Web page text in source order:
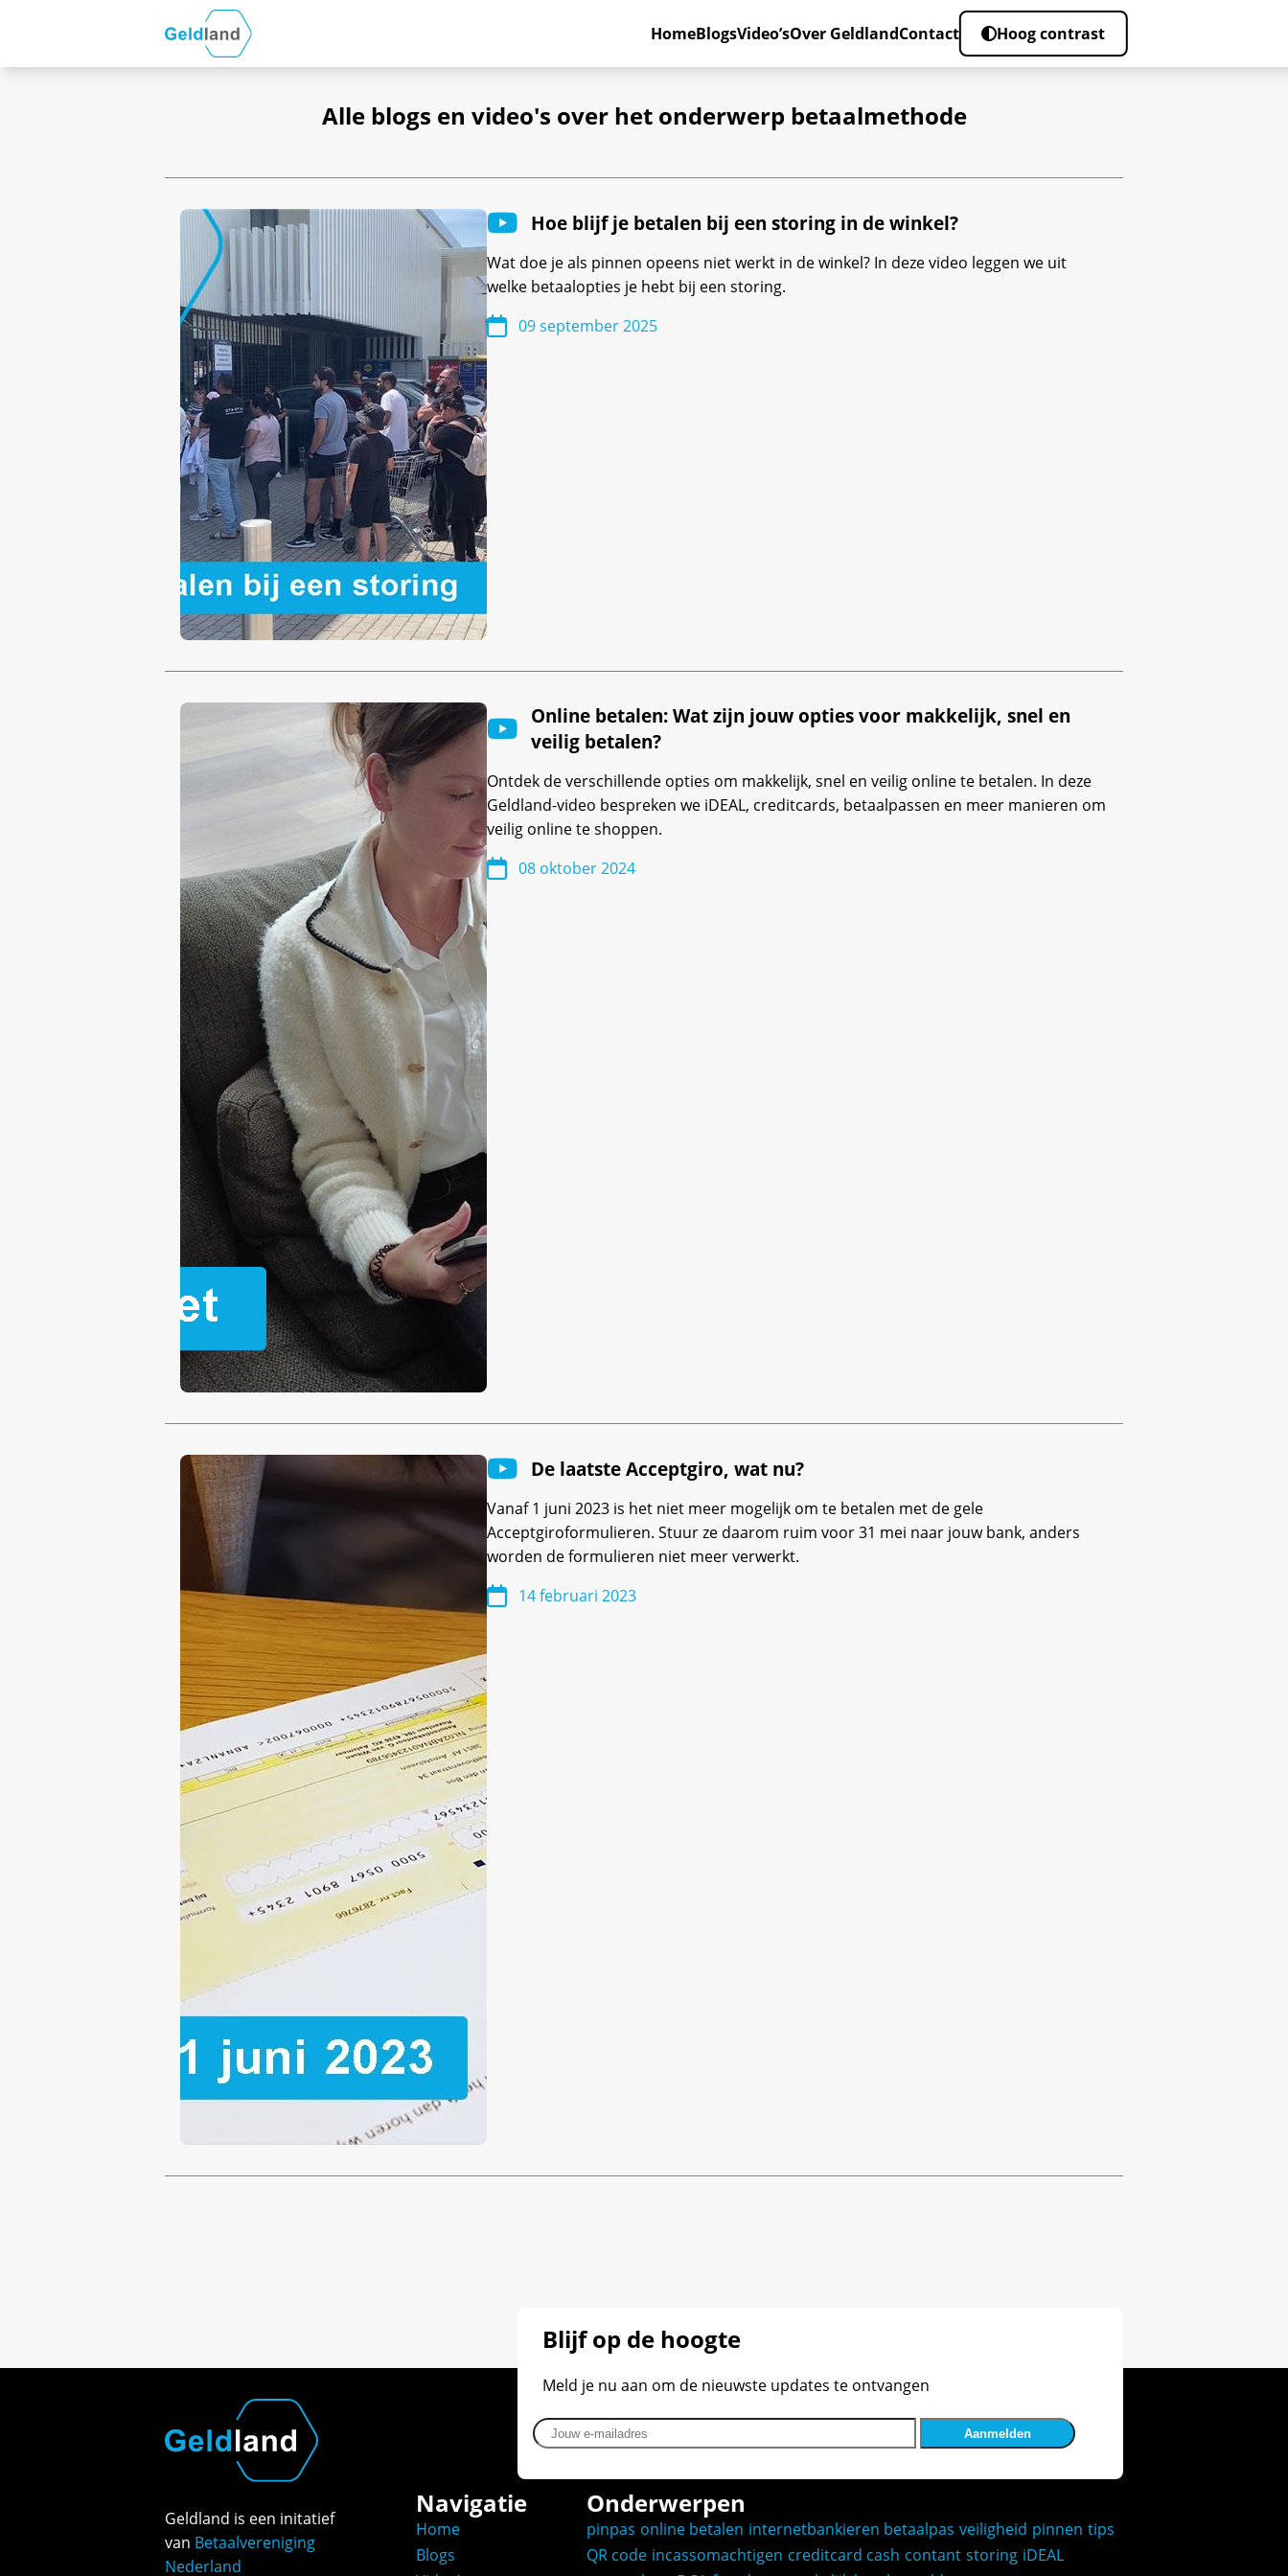
HomeBlogsVideo’sOver GeldlandContact Hoog contrast
Alle blogs en video's over het onderwerp betaalmethode
Hoe blijf je betalen bij een storing in de winkel?
Wat doe je als pinnen opeens niet werkt in de winkel? In deze video leggen we uit
welke betaalopties je hebt bij een storing.
09 september 2025
Online betalen: Wat zijn jouw opties voor makkelijk, snel en
veilig betalen?
Ontdek de verschillende opties om makkelijk, snel en veilig online te betalen. In deze
Geldland-video bespreken we iDEAL, creditcards, betaalpassen en meer manieren om
veilig online te shoppen.
08 oktober 2024
De laatste Acceptgiro, wat nu?
Vanaf 1 juni 2023 is het niet meer mogelijk om te betalen met de gele
Acceptgiroformulieren. Stuur ze daarom ruim voor 31 mei naar jouw bank, anders
worden de formulieren niet meer verwerkt.
14 februari 2023
Blijf op de hoogte
Meld je nu aan om de nieuwste updates te ontvangen
Jouw e-mailadres
Geldland is een initatief
van Betaalvereniging
Nederland
Navigatie
Home
Blogs
Onderwerpen
pinpas online betalen internetbankieren betaalpas veiligheid pinnen tips
QR code incassomachtigen creditcard cash contant storing iDEAL